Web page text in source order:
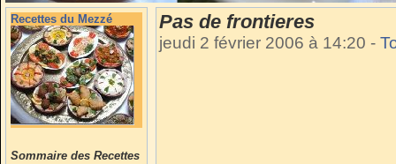
Recettes du Mezzé
Sommaire des Recettes
Pas de frontieres
jeudi 2 février 2006 à 14:20 -